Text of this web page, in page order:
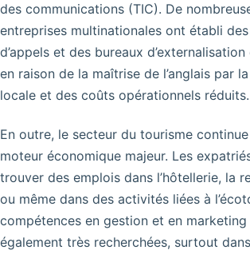
des communications (TIC). De
entreprises multinationales ont établi
d’appels et des bureaux
en raison de la maîtrise de l’anglais par
locale et des coûts opérationnels réduits.
En outre, le secteur du tourisme continue
moteur économique majeur. Les
trouver des emplois dans l’hôtellerie, la
ou même dans des activités liées à
compétences en gestion et en marketing
également très recherchées, surtout